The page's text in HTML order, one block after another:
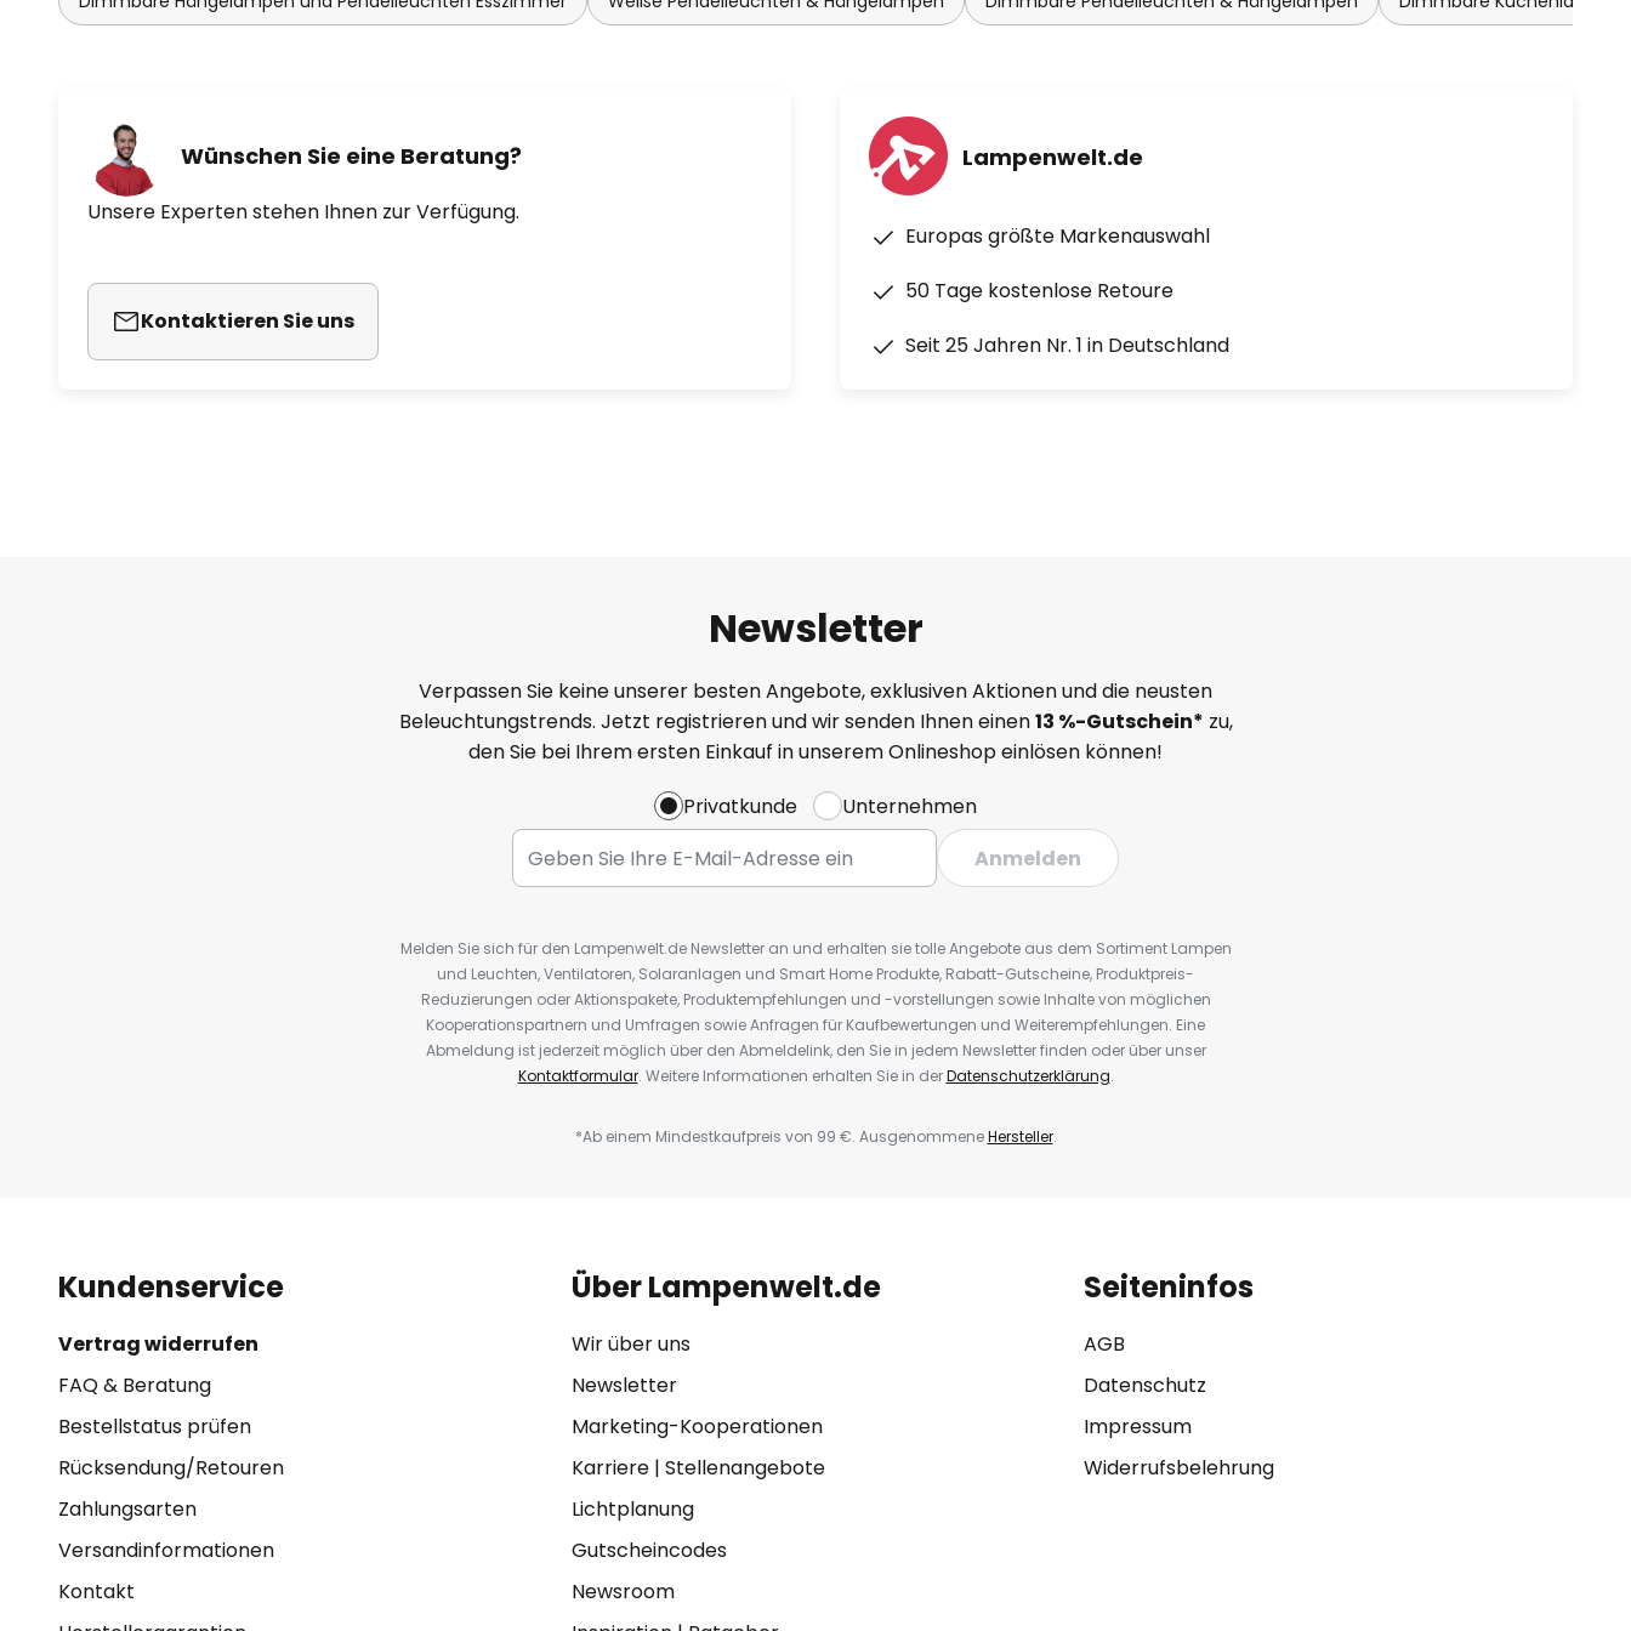
Wünschen Sie eine Beratung?
Unsere Experten stehen Ihnen zur Verfügung.
Kontaktieren Sie uns
Lampenwelt.de
Europas größte Markenauswahl
50 Tage kostenlose Retoure
Seit 25 Jahren Nr. 1 in Deutschland
Newsletter
Verpassen Sie keine unserer besten Angebote, exklusiven Aktionen und die neusten
Beleuchtungstrends. Jetzt registrieren und wir senden Ihnen einen13 %-Gutschein* zu,
den Sie bei Ihrem ersten Einkauf in unserem Onlineshop einlösen können!
Privatkunde
Unternehmen
Anmelden
Melden Sie sich für den Lampenwelt.de Newsletter an und erhalten sie tolle Angebote aus dem Sortiment Lampen
und Leuchten, Ventilatoren, Solaranlagen und Smart Home Produkte, Rabatt-Gutscheine, Produktpreis-
Reduzierungen oder Aktionspakete, Produktempfehlungen und -vorstellungen sowie Inhalte von möglichen
Kooperationspartnern und Umfragen sowie Anfragen für Kaufbewertungen und Weiterempfehlungen. Eine
Abmeldung ist jederzeit möglich über den Abmeldelink, den Sie in jedem Newsletter finden oder über unser
Kontaktformular. Weitere Informationen erhalten Sie in derDatenschutzerklärung.
*Ab einem Mindestkaufpreis von 99 €. AusgenommeneHersteller.
Kundenservice
Vertrag widerrufen
FAQ & Beratung
Bestellstatus prüfen
Rücksendung/Retouren
Zahlungsarten
Versandinformationen
Kontakt
Über Lampenwelt.de
Wir über uns
Newsletter
Marketing-Kooperationen
Karriere| Stellenangebote
Lichtplanung
Gutscheincodes
Newsroom
Seiteninfos
AGB
Datenschutz
Impressum
Widerrufsbelehrung